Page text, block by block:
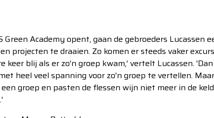
Academy opent, gaan de gebroeders Lucassen
projecten te draaien. Zo komen er steeds vaker
keer blij als er zo'n groep kwam,' vertelt Lucassen.
heel veel spanning voor zo'n groep te vertellen.
groep en pasten de flessen wijn niet meer in de